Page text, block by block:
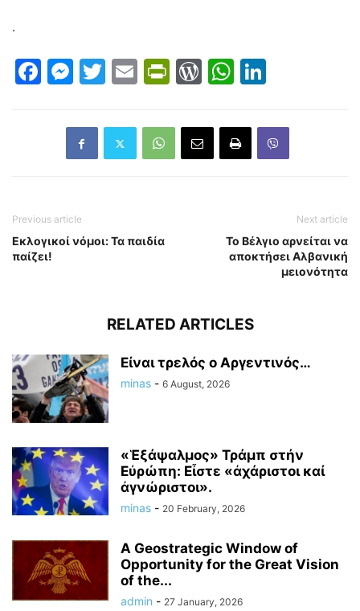
.
Facebook
Messenger
Twitter
EmailPrintFriendly
WordPress
WhatsApp
Previous article
Εκλογικοί νόμοι: Τα παιδία
παίζει!
Next article
Το Βέλγιο αρνείται να
αποκτήσει Αλβανική
μειονότητα
RELATED ARTICLES
Είναι τρελός ο Αργεντινός…
minas - 6 August, 2026
«Ἑξάψαλμος» Τράμπ στήν
Εὐρώπη: Εἶστε «ἀχάριστοι καί
ἀγνώριστοι».
minas - 20 February, 2026
A Geostrategic Window of
Opportunity for the Great Vision
of the...
admin - 27 January, 2026